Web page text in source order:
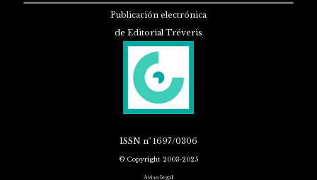
Publicación electrónica
de Editorial Tréveris
ISSN nº 1697/0306
© Copyright 2003-2025
Aviso legal